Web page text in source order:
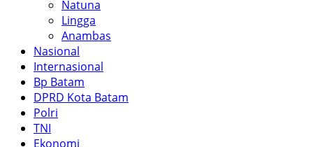
Natuna
Lingga
Anambas
Nasional
Internasional
Bp Batam
DPRD Kota Batam
Polri
TNI
Ekonomi